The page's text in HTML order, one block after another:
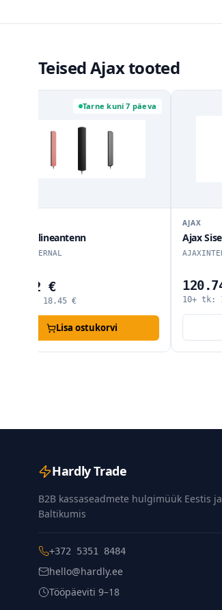
Teised Ajax tooted
Küsi tarneaega
Ajax Sisemine aku NB (7.2V/95Ah)
AJAXINTERNAL
10+ tk:
Küsi tarneaega
Hardly Trade
B2B kassaseadmete hulgimüük Eestis ja
Baltikumis
+372 5351 8484
hello@hardly.ee
Tööpäeviti 9–18